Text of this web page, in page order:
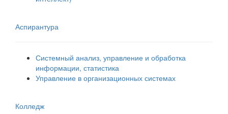
Аспирантура
Системный анализ, управление и обработка
информации, статистика
Управление в организационных системах
Колледж